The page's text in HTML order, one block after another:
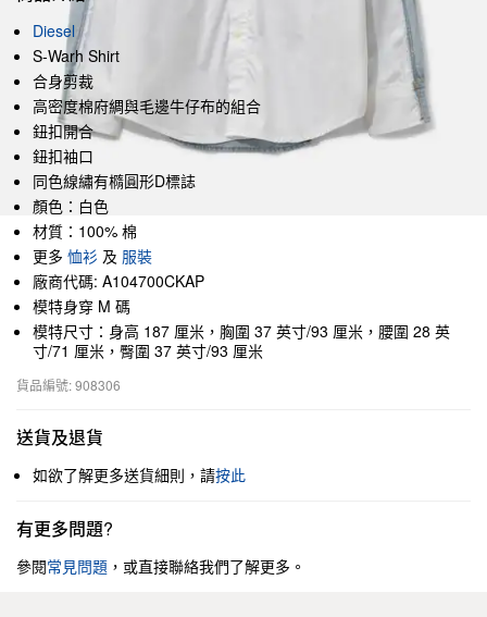
Diesel
S-Warh Shirt
合身剪裁
高密度棉府綢與毛邊牛仔布的組合
鈕扣開合
鈕扣袖口
同色線繡有橢圓形D標誌
顏色：白色
材質：100% 棉
更多 恤衫 及 服裝
廠商代碼: A104700CKAP
模特身穿 M 碼
模特尺寸：身高 187 厘米，胸圍 37 英寸/93 厘米，腰圍 28 英
寸/71 厘米，臀圍 37 英寸/93 厘米
貨品編號: 908306
送貨及退貨
如欲了解更多送貨細則，請按此
有更多問題?
參閱常見問題 ，或直接聯絡我們了解更多。